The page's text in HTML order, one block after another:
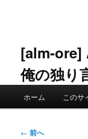
ン
へ
[alm-ore]
俺の独り
ホーム このサ
投
← 前へ